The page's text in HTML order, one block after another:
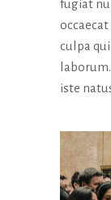
fugiat
culpa
iste